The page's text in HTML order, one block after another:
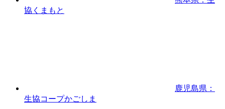
協くまもと
鹿児島県：
生協コープかごしま